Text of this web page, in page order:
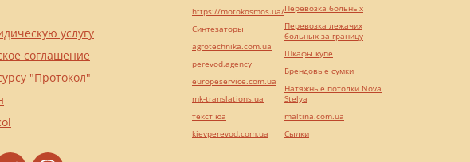
услугу
соглашение
"Протокол"
https://motokosmos.ua/
Синтезаторы
agrotechnika.com.ua
perevod.agency
europeservice.com.ua
mk-translations.ua
текст юа
kievperevod.com.ua
Перевозка больных
Перевозка лежачих
больных за границу
Шкафы купе
Брендовые сумки
Натяжные потолки Nova
Stelya
maltina.com.ua
Cылки